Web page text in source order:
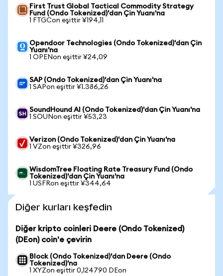
First Trust Global Tactical Commodity Strategy
Fund (Ondo Tokenized)'dan Çin Yuanı'na
1 FTGCon eşittir ¥194,11
Opendoor Technologies (Ondo Tokenized)'dan Çin
Yuanı'na
1 OPENon eşittir ¥24,09
SAP (Ondo Tokenized)'dan Çin Yuanı'na
1 SAPon eşittir ¥1.386,26
SoundHound AI (Ondo Tokenized)'dan Çin Yuanı'na
1 SOUNon eşittir ¥53,23
Verizon (Ondo Tokenized)'dan Çin Yuanı'na
1 VZon eşittir ¥326,96
WisdomTree Floating Rate Treasury Fund (Ondo
Tokenized)'dan Çin Yuanı'na
1 USFRon eşittir ¥344,64
Diğer kurları keşfedin
Diğer kripto coinleri Deere (Ondo Tokenized)
(DEon) coin'e çevirin
Block (Ondo Tokenized)'dan Deere (Ondo
Tokenized)'na
1 XYZon eşittir 0,124790 DEon